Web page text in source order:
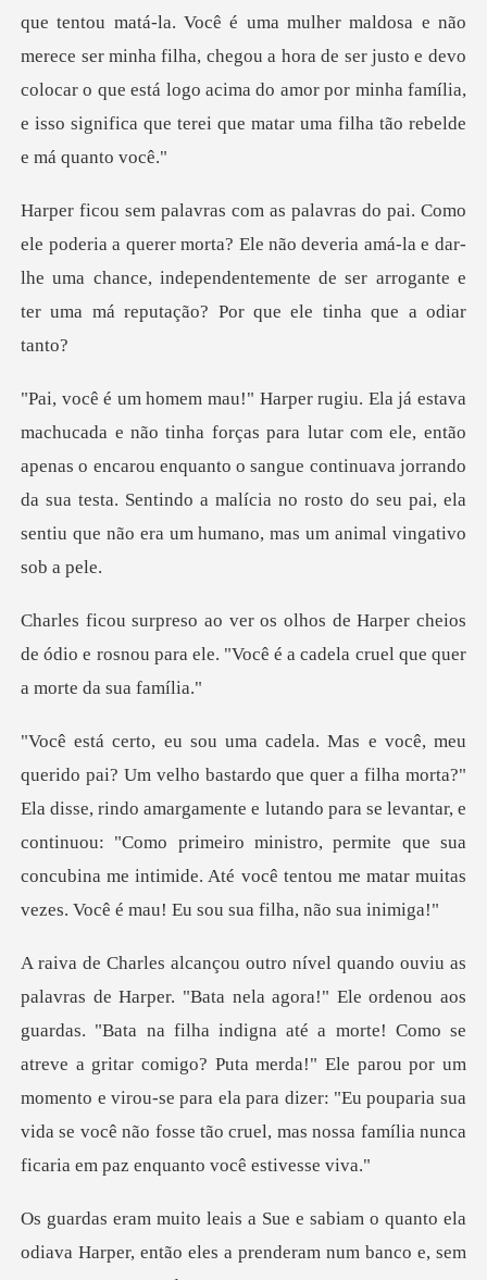
que tentou matá-la. Você é uma mulher maldosa e não
merece ser minha filha, chegou a hora de ser justo e
r morta? Ele não deveria amá-la e dar-
lhe uma chance, independentemente de
com ele, então
apenas o encarou enquanto o sangue continuava jorrando
da sua testa. Sentindo a m
er cheios
de ódio e rosnou para ele. "Você é a
Ela disse, rindo amargamente e lutando para se levantar, e
continuou: "Como primeiro ministro, permite que su
na filha indigna até a morte! Como se
atreve a gritar comigo? Puta merda!" Ele parou por um
momento e virou-se para ela para d
iava Harper, então eles a prenderam num banco e, sem